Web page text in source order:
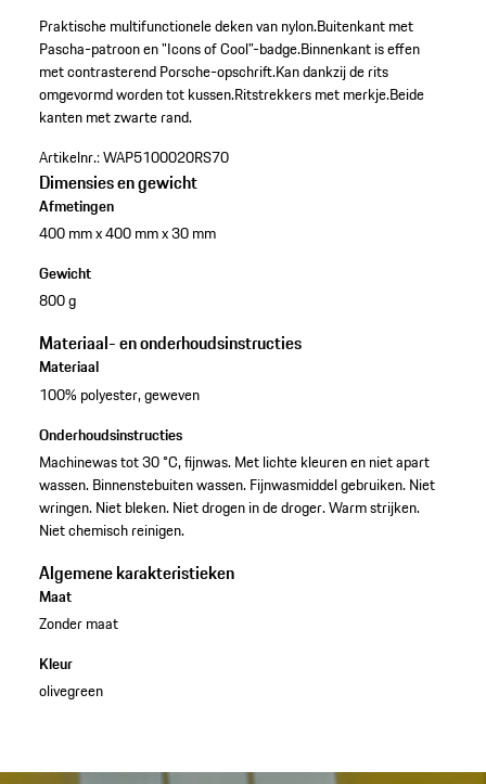
Praktische multifunctionele deken van nylon.Buitenkant met
Pascha-patroon en "Icons of Cool"-badge.Binnenkant is effen
met contrasterend Porsche-opschrift.Kan dankzij de rits
omgevormd worden tot kussen.Ritstrekkers met merkje.Beide
kanten met zwarte rand.
Artikelnr.:WAP5100020RS70
Dimensies en gewicht
Afmetingen
400 mm x 400 mm x 30 mm
Gewicht
800 g
Materiaal- en onderhoudsinstructies
Materiaal
100% polyester, geweven
Onderhoudsinstructies
Machinewas tot 30 °C, fijnwas. Met lichte kleuren en niet apart
wassen. Binnenstebuiten wassen. Fijnwasmiddel gebruiken. Niet
wringen. Niet bleken. Niet drogen in de droger. Warm strijken.
Niet chemisch reinigen.
Algemene karakteristieken
Maat
Zonder maat
Kleur
olivegreen